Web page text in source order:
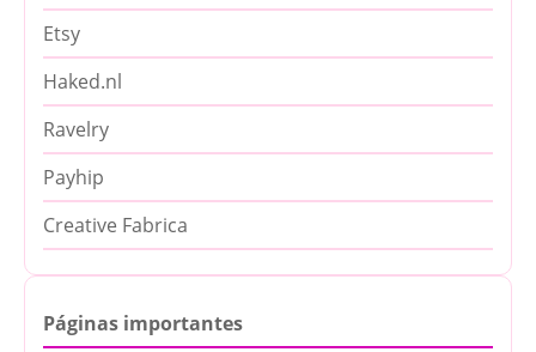
Etsy
Haked.nl
Ravelry
Payhip
Creative Fabrica
Páginas importantes